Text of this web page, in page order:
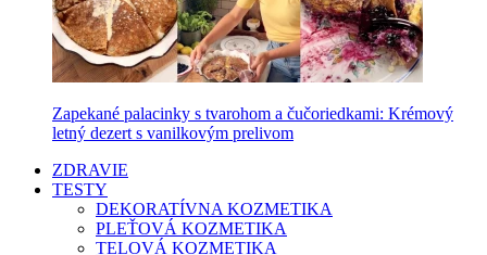
Zapekané palacinky s tvarohom a čučoriedkami: Krémový
letný dezert s vanilkovým prelivom
ZDRAVIE
TESTY
DEKORATÍVNA KOZMETIKA
PLEŤOVÁ KOZMETIKA
TELOVÁ KOZMETIKA